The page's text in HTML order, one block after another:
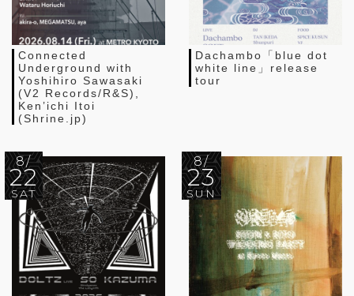
Connected
Underground with
Yoshihiro Sawasaki
(V2 Records/R&S),
Ken’ichi Itoi
(Shrine.jp)
Dachambo「blue dot
white line」release
tour
8/
22
SAT
8/
23
SUN